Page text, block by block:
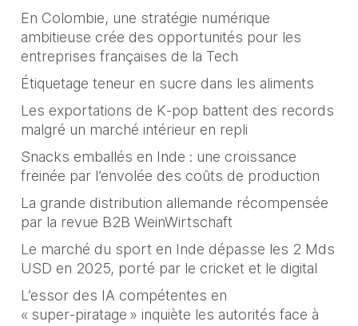
En Colombie, une stratégie numérique
ambitieuse crée des opportunités pour les
entreprises françaises de la Tech
Étiquetage teneur en sucre dans les aliments
Les exportations de K‑pop battent des records
malgré un marché intérieur en repli
Snacks emballés en Inde : une croissance
freinée par l’envolée des coûts de production
La grande distribution allemande récompensée
par la revue B2B WeinWirtschaft
Le marché du sport en Inde dépasse les 2 Mds
USD en 2025, porté par le cricket et le digital
L’essor des IA compétentes en
« super‑piratage » inquiète les autorités face à